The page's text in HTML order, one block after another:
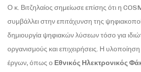
Ο κ. Βιτζηλαίος σημείωσε επίσης ότι η
συμβάλλει στην επιτάχυνση της
δημιουργία ψηφιακών λύσεων τόσο για
οργανισμούς και επιχειρήσεις. Η
έργων, όπως ο Εθνικός Ηλεκτρονικός